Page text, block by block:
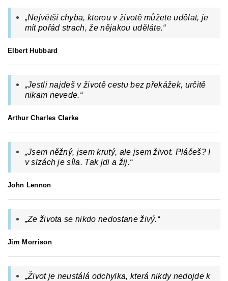
„Největší chyba, kterou v životě můžete udělat, je
mít pořád strach, že nějakou uděláte.“
Elbert Hubbard
„Jestli najdeš v životě cestu bez překážek, určitě
nikam nevede.“
Arthur Charles Clarke
„Jsem něžný, jsem krutý, ale jsem život. Pláčeš? I
v slzách je síla. Tak jdi a žij.“
John Lennon
„Ze života se nikdo nedostane živý.“
Jim Morrison
„Život je neustálá odchylka, která nikdy nedojde k